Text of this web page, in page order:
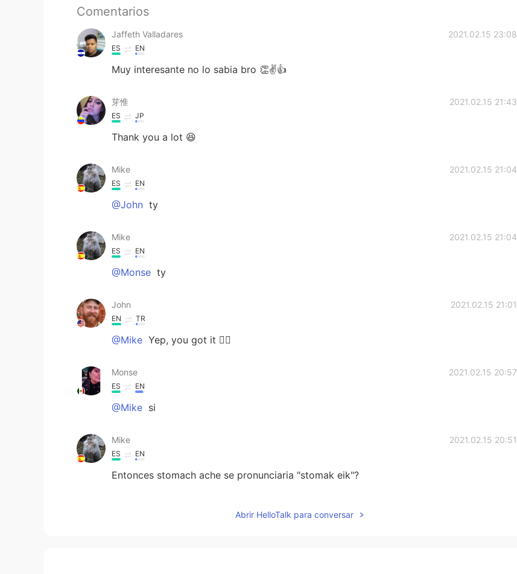
Comentarios
Jaffeth Valladares 2021.02.15 23:08
ES EN
Muy interesante no lo sabia bro 👏✌👍
芽惟 2021.02.15 21:43
ES JP
Thank you a lot 😆
Mike 2021.02.15 21:04
ES EN
@John ty
Mike 2021.02.15 21:04
ES EN
@Monse ty
John 2021.02.15 21:01
EN TR
@Mike Yep, you got it 👍🏻
Monse 2021.02.15 20:57
ES EN
@Mike si
Mike 2021.02.15 20:51
ES EN
Entonces stomach ache se pronunciaria "stomak eik"?
Abrir HelloTalk para conversar